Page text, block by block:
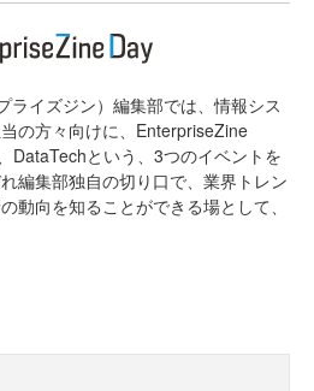
ライズジン）編集部では、情報シス
の方々向けに、EnterpriseZine
DataTechという、3つのイベントを
編集部独自の切り口で、業界トレン
動向を知ることができる場として、